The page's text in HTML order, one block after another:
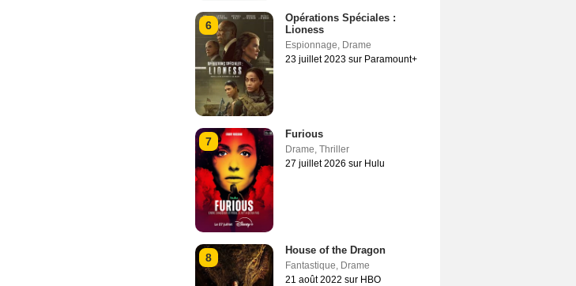
6
Opérations Spéciales :
Lioness
Espionnage, Drame
23 juillet 2023 sur Paramount+
7
Furious
Drame, Thriller
27 juillet 2026 sur Hulu
8
House of the Dragon
Fantastique, Drame
21 août 2022 sur HBO